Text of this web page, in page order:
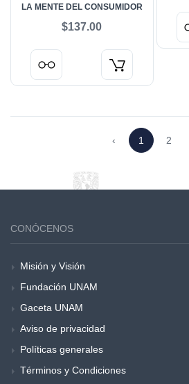
LA MENTE DEL CONSUMIDOR
$137.00
‹ 1 2
CONÓCENOS
Misión y Visión
Fundación UNAM
Gaceta UNAM
Aviso de privacidad
Políticas generales
Términos y Condiciones